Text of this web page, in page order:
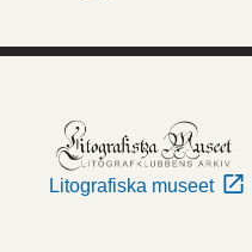
Litografiska museet